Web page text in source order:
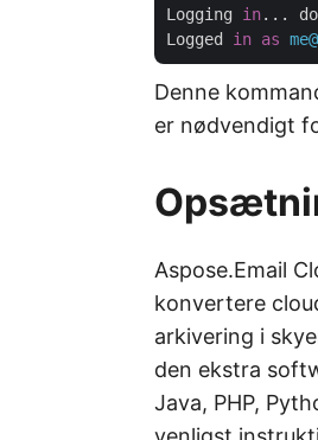
Logging in...
Logged in as me@
Denne
er nødvendigt
Aspose.Email
konvertere
arkivering i
den ekstra
Java, PHP,